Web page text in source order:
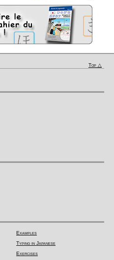
Top △
Examples
Typing in Japanese
Exercises